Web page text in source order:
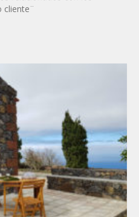
cliente¨